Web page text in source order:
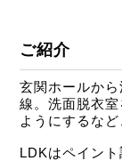
ご紹介
玄関ホールか
線。洗面脱衣
ようにするな
LDKはペイン